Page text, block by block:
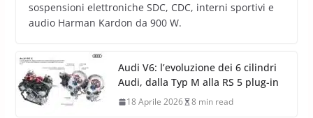
sospensioni elettroniche SDC, CDC, interni sportivi e
audio Harman Kardon da 900 W.
Audi V6: l’evoluzione dei 6 cilindri
Audi, dalla Typ M alla RS 5 plug-in
18 Aprile 2026 8 min read